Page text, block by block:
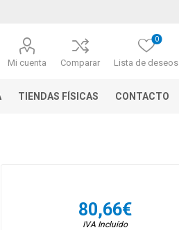
Mi cuenta Comparar Lista de deseos
0
TIENDAS FÍSICAS CONTACTO
80,66€
IVA Incluído